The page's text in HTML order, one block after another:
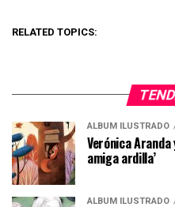
RELATED TOPICS:
ÁLBUM ILUSTRADO
Verónica Aranda
amiga ardilla’
ÁLBUM ILUSTRADO